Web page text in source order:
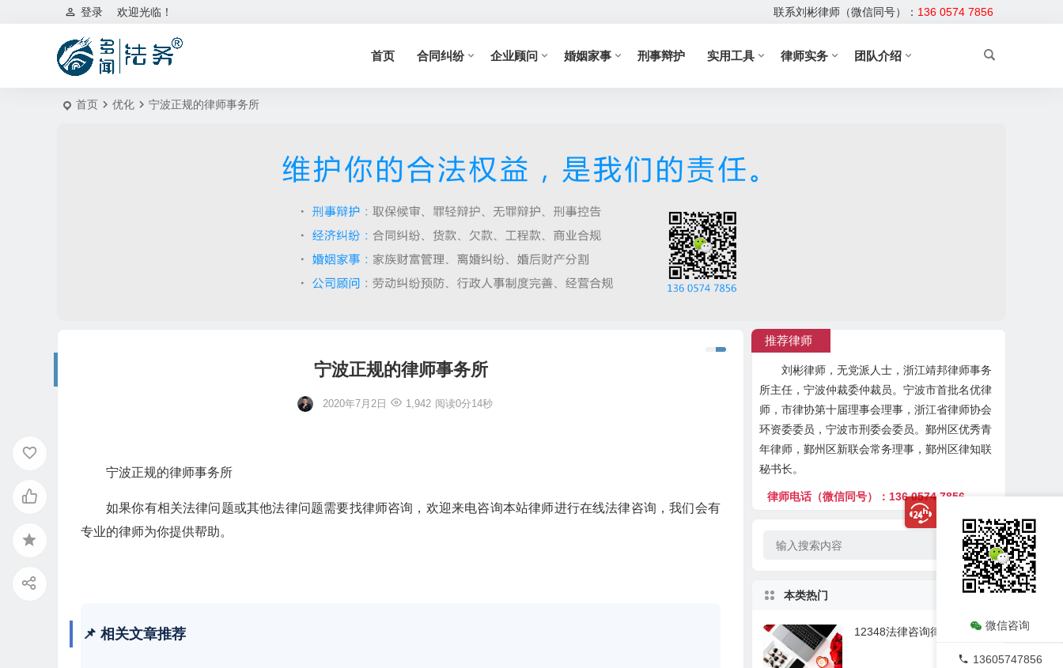
欢迎光临！
登录 联系刘彬律师（微信同号）： 136 0574 7856
首页 合同纠纷 企业顾问 婚姻家事 刑事辩护 实用工具 律师实务 团队介绍
首页 优化 宁波正规的律师事务所
宁波正规的律师事务所
2020年7月2日 1,942 阅读0分14秒
宁波正规的律师事务所
如果你有相关法律问题或其他法律问题需要找律师咨询，欢迎来电咨询本站律师进行在线法律咨询，我们会有
专业的律师为你提供帮助。
📌 相关文章推荐
推荐律师
刘彬律师，无党派人士，浙江靖邦律师事务
所主任，宁波仲裁委仲裁员。宁波市首批名优律
师，市律协第十届理事会理事，浙江省律师协会
环资委委员，宁波市刑委会委员。鄞州区优秀青
年律师，鄞州区新联会常务理事，鄞州区律知联
秘书长。
律师电话（微信同号）：136 0574 7856
本类热门
12348法律咨询律师在线 微信咨询
13605747856